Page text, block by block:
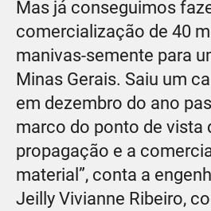
Mas já conseguimos
comercialização de 40
manivas-semente para
Minas Gerais. Saiu um
em dezembro do ano
marco do ponto de vista
propagação e a
material”, conta a
Jeilly Vivianne Ribeiro,